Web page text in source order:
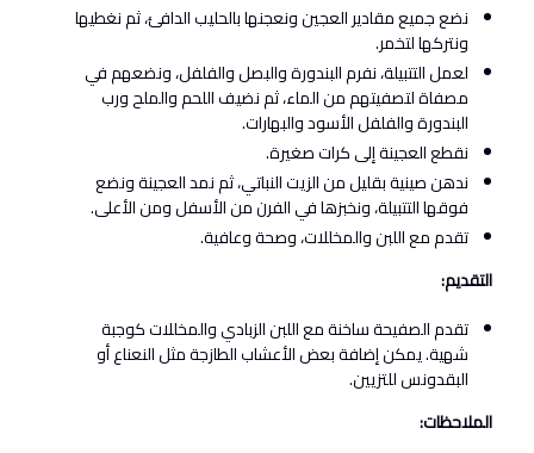
نضع جميع مقادير العجين ونعجنها بالحليب الدافئ، ثم نغطيها
ونتركها لتخمر.
لعمل التتبيلة، نفرم البندورة والبصل والفلفل، ونضعهم في
مصفاة لتصفيتهم من الماء، ثم نضيف اللحم والملح ورب
البندورة والفلفل الأسود والبهارات.
نقطع العجينة إلى كرات صغيرة.
ندهن صينية بقليل من الزيت النباتي، ثم نمد العجينة ونضع
فوقها التتبيلة، ونخبزها في الفرن من الأسفل ومن الأعلى.
تقدم مع اللبن والمخللات، وصحة وعافية.
التقديم:
تقدم الصفيحة ساخنة مع اللبن الزبادي والمخللات كوجبة
شهية. يمكن إضافة بعض الأعشاب الطازجة مثل النعناع أو
البقدونس للتزيين.
الملاحظات: